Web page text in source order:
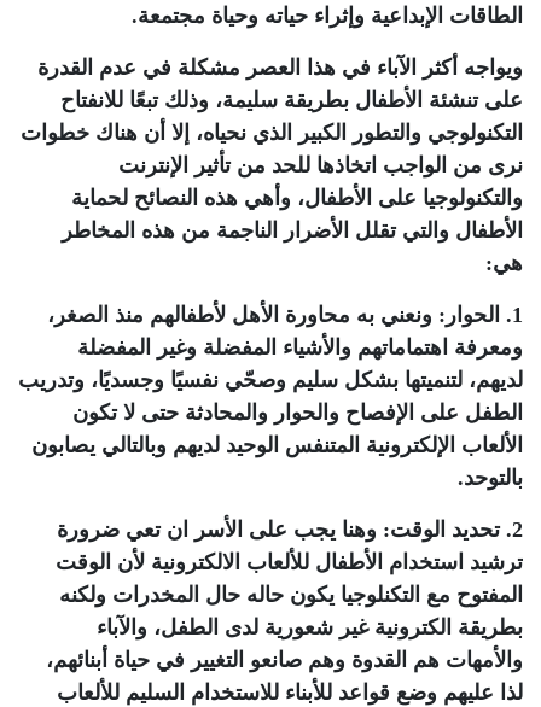
الطاقات الإبداعية وإثراء حياته وحياة مجتمعة.
ويواجه أكثر الآباء في هذا العصر مشكلة في عدم القدرة
على تنشئة الأطفال بطريقة سليمة، وذلك تبعًا للانفتاح
التكنولوجي والتطور الكبير الذي نحياه، إلا أن هناك خطوات
نرى من الواجب اتخاذها للحد من تأثير الإنترنت
والتكنولوجيا على الأطفال، وأهي هذه النصائح لحماية
الأطفال والتي تقلل الأضرار الناجمة من هذه المخاطر
هي:
1. الحوار : ونعني به محاورة الأهل لأطفالهم منذ الصغر،
ومعرفة اهتماماتهم والأشياء المفضلة وغير المفضلة
لديهم، لتنميتها بشكل سليم وصحّي نفسيًا وجسديًا، وتدريب
الطفل على الإفصاح والحوار والمحادثة حتى لا تكون
الألعاب الإلكترونية المتنفس الوحيد لديهم وبالتالي يصابون
بالتوحد.
2. تحديد الوقت: وهنا يجب على الأسر ان تعي ضرورة
ترشيد استخدام الأطفال للألعاب الالكترونية لأن الوقت
المفتوح مع التكنلوجيا يكون حاله حال المخدرات ولكنه
بطريقة الكترونية غير شعورية لدى الطفل، والآباء
والأمهات هم القدوة وهم صانعو التغيير في حياة أبنائهم،
لذا عليهم وضع قواعد للأبناء للاستخدام السليم للألعاب